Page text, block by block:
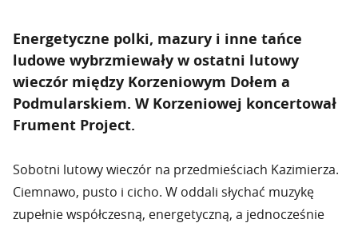
Energetyczne polki, mazury i inne tańce
ludowe wybrzmiewały w ostatni lutowy
wieczór między Korzeniowym Dołem a
Podmularskiem. W Korzeniowej koncertował
Frument Project.
Sobotni lutowy wieczór na przedmieściach Kazimierza.
Ciemnawo, pusto i cicho. W oddali słychać muzykę
zupełnie współczesną, energetyczną, a jednocześnie